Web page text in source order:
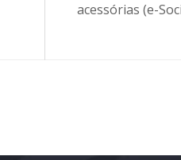
acessórias (e-